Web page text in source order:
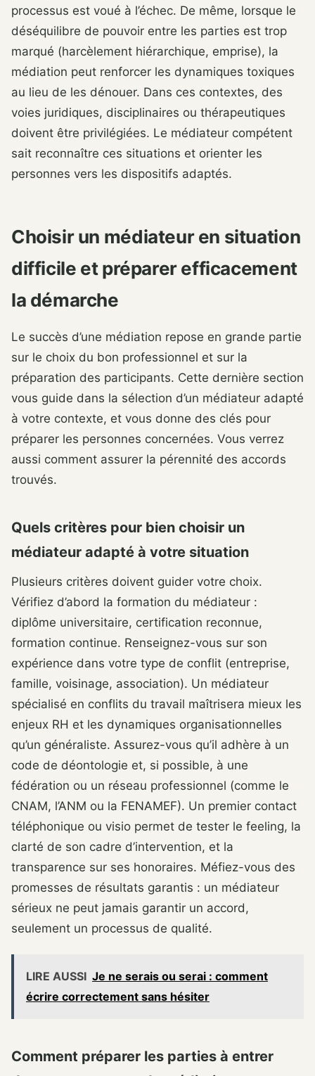
processus est voué à l’échec. De même, lorsque le
déséquilibre de pouvoir entre les parties est trop
marqué (harcèlement hiérarchique, emprise), la
médiation peut renforcer les dynamiques toxiques
au lieu de les dénouer. Dans ces contextes, des
voies juridiques, disciplinaires ou thérapeutiques
doivent être privilégiées. Le médiateur compétent
sait reconnaître ces situations et orienter les
personnes vers les dispositifs adaptés.
Choisir un médiateur en situation
difficile et préparer efficacement
la démarche
Le succès d’une médiation repose en grande partie
sur le choix du bon professionnel et sur la
préparation des participants. Cette dernière section
vous guide dans la sélection d’un médiateur adapté
à votre contexte, et vous donne des clés pour
préparer les personnes concernées. Vous verrez
aussi comment assurer la pérennité des accords
trouvés.
Quels critères pour bien choisir un
médiateur adapté à votre situation
Plusieurs critères doivent guider votre choix.
Vérifiez d’abord la formation du médiateur :
diplôme universitaire, certification reconnue,
formation continue. Renseignez-vous sur son
expérience dans votre type de conflit (entreprise,
famille, voisinage, association). Un médiateur
spécialisé en conflits du travail maîtrisera mieux les
enjeux RH et les dynamiques organisationnelles
qu’un généraliste. Assurez-vous qu’il adhère à un
code de déontologie et, si possible, à une
fédération ou un réseau professionnel (comme le
CNAM, l’ANM ou la FENAMEF). Un premier contact
téléphonique ou visio permet de tester le feeling, la
clarté de son cadre d’intervention, et la
transparence sur ses honoraires. Méfiez-vous des
promesses de résultats garantis : un médiateur
sérieux ne peut jamais garantir un accord,
seulement un processus de qualité.
LIRE AUSSI Je ne serais ou serai : comment
écrire correctement sans hésiter
Comment préparer les parties à entrer